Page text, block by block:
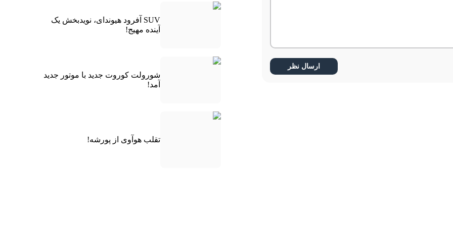
SUV آفرود هیوندای، نویدبخش یک
آینده مهیج!
شورولت کوروت جدید با موتور جدید
آمد!
تقلب هوآوی از پورشه!